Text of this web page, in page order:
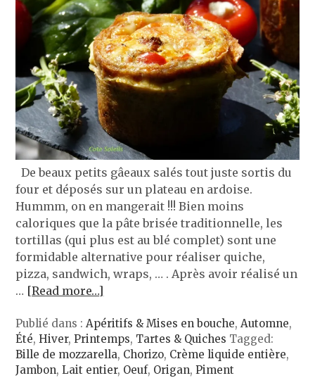
De beaux petits gâeaux salés tout juste sortis du
four et déposés sur un plateau en ardoise.
Hummm, on en mangerait !!! Bien moins
caloriques que la pâte brisée traditionnelle, les
tortillas (qui plus est au blé complet) sont une
formidable alternative pour réaliser quiche,
pizza, sandwich, wraps, … . Après avoir réalisé un
… [Read more…]
Publié dans :Apéritifs & Mises en bouche,Automne,
Été,Hiver,Printemps, Tartes & Quiches Tagged:
Bille de mozzarella, Chorizo, Crème liquide entière,
Jambon,Lait entier, Oeuf, Origan,Piment